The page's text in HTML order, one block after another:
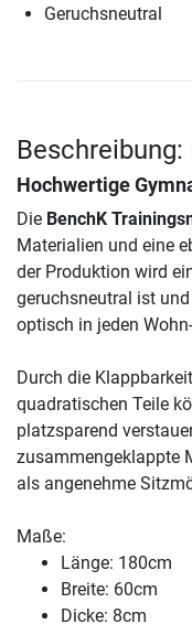
Geruchsneutral
Hochwertige
Die BenchK
Materialien und eine
der Produktion wird
geruchsneutral ist
optisch in jeden
Durch die
quadratischen Teile
platzsparend
zusammengeklappte
als angenehme
Maße:
Länge: 180cm
Breite: 60cm
Dicke: 8cm